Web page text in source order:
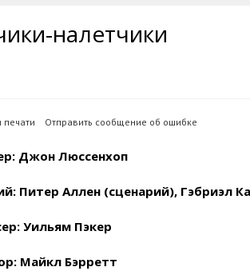
Галерея славы
маршруты
хозяйство
налетчики
печати Отправить сообщение об ошибке
Джон Люссенхоп
Питер Аллен (сценарий), Гэбриэл
Уильям Пэкер
Майкл Бэрретт